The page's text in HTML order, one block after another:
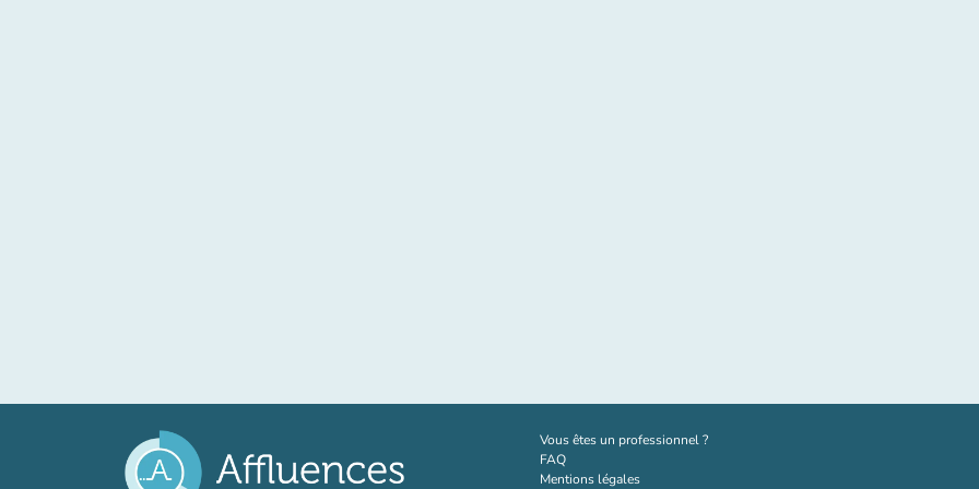
Vous êtes un professionnel ?(nouvel onglet)
FAQ
Mentions légales